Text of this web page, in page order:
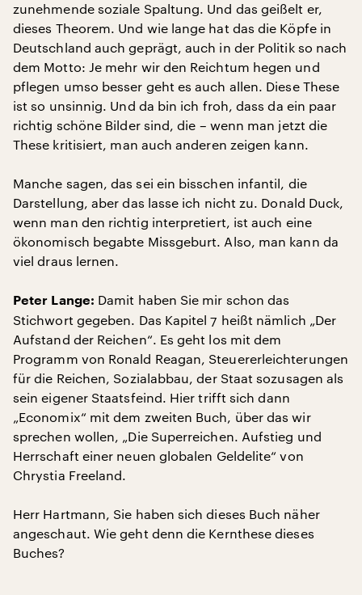
zunehmende soziale Spaltung. Und das geißelt er,
dieses Theorem. Und wie lange hat das die Köpfe in
Deutschland auch geprägt, auch in der Politik so nach
dem Motto: Je mehr wir den Reichtum hegen und
pflegen umso besser geht es auch allen. Diese These
ist so unsinnig. Und da bin ich froh, dass da ein paar
richtig schöne Bilder sind, die – wenn man jetzt die
These kritisiert, man auch anderen zeigen kann.
Manche sagen, das sei ein bisschen infantil, die
Darstellung, aber das lasse ich nicht zu. Donald Duck,
wenn man den richtig interpretiert, ist auch eine
ökonomisch begabte Missgeburt. Also, man kann da
viel draus lernen.
Peter Lange: Damit haben Sie mir schon das
Stichwort gegeben. Das Kapitel 7 heißt nämlich „Der
Aufstand der Reichen“. Es geht los mit dem
Programm von Ronald Reagan, Steuererleichterungen
für die Reichen, Sozialabbau, der Staat sozusagen als
sein eigener Staatsfeind. Hier trifft sich dann
„Economix“ mit dem zweiten Buch, über das wir
sprechen wollen, „Die Superreichen. Aufstieg und
Herrschaft einer neuen globalen Geldelite“ von
Chrystia Freeland.
Herr Hartmann, Sie haben sich dieses Buch näher
angeschaut. Wie geht denn die Kernthese dieses
Buches?